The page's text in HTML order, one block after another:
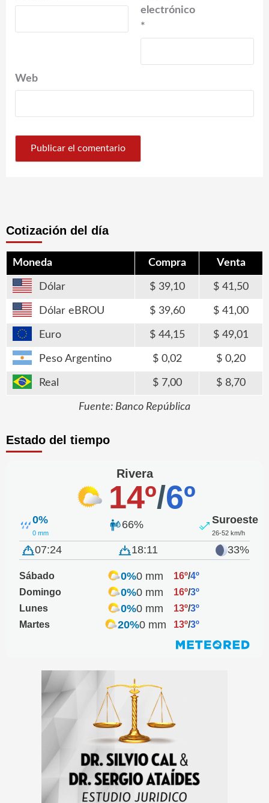
electrónico
*
Web
Cotización del día
Moneda Compra Venta
Dólar 39,10 41,50
Dólar eBROU 39,60 41,00
Euro 44,15 49,01
Peso Argentino 0,02 0,20
Real 7,00 8,70
Fuente: Banco República
Estado del tiempo
Rivera
14º/6º
0%
0 mm
66% Suroeste
26-52 km/h
07:24 18:11 33%
Sábado 0%0 mm 16º/4º
Domingo
0%0 mm 16º/3º
Lunes
0%0 mm 13º/3º
Martes
20%0 mm 13º/3º